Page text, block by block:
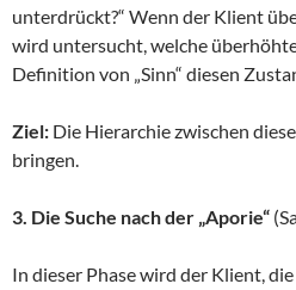
unterdrückt?“ Wenn der Klient
wird untersucht, welche
Definition von „Sinn“ diesen
Ziel: Die Hierarchie zwischen
bringen.
3. Die Suche nach der „Aporie“
In dieser Phase wird der Klient,